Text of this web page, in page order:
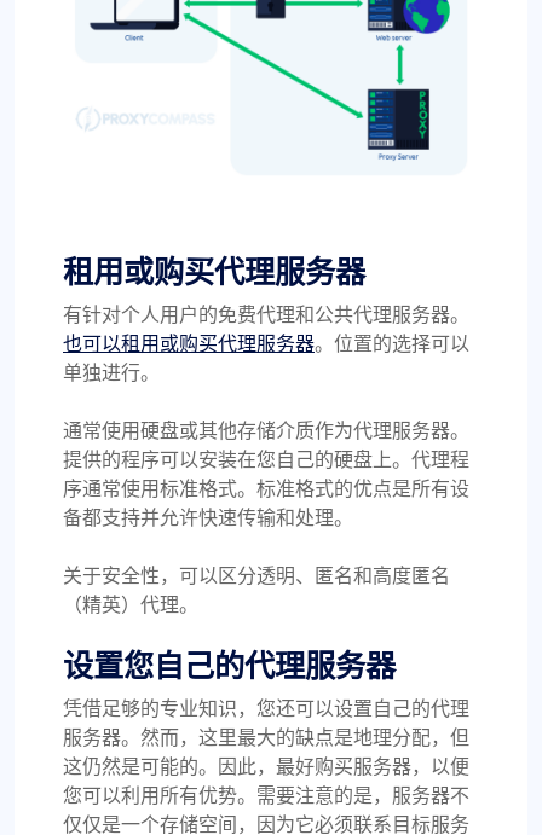
租用或购买代理服务器
有针对个人用户的免费代理和公共代理服务器。
也可以租用或购买代理服务器。位置的选择可以
单独进行。
通常使用硬盘或其他存储介质作为代理服务器。
提供的程序可以安装在您自己的硬盘上。代理程
序通常使用标准格式。标准格式的优点是所有设
备都支持并允许快速传输和处理。
关于安全性，可以区分透明、匿名和高度匿名
（精英）代理。
设置您自己的代理服务器
凭借足够的专业知识，您还可以设置自己的代理
服务器。然而，这里最大的缺点是地理分配，但
这仍然是可能的。因此，最好购买服务器，以便
您可以利用所有优势。需要注意的是，服务器不
仅仅是一个存储空间，因为它必须联系目标服务